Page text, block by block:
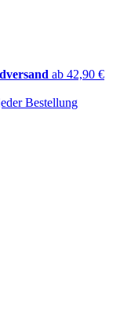
ab 42,90 €
Bestellung